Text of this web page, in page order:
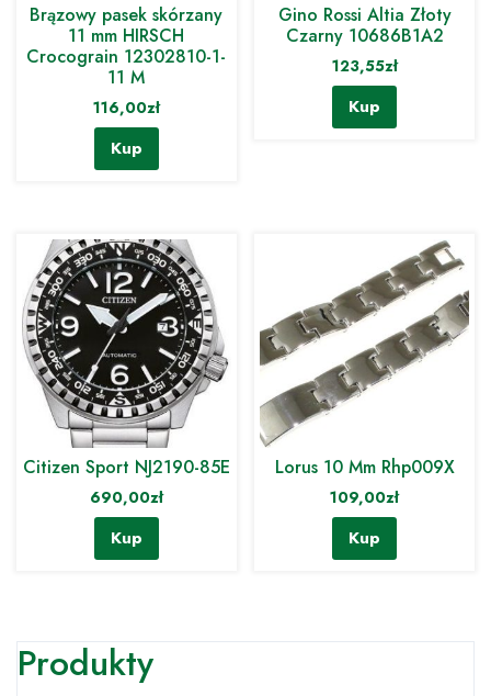
Brązowy pasek skórzany
11 mm HIRSCH
Crocograin 12302810-1-
11 M
116,00zł
Kup
Gino Rossi Altia Złoty
Czarny 10686B1A2
123,55zł
Kup
Citizen Sport NJ2190-85E
690,00zł
Kup
Lorus 10 Mm Rhp009X
109,00zł
Kup
Produkty